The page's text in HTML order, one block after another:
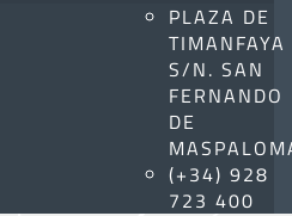
PLAZA DE
TIMANFAYA
S/N. SAN
FERNANDO
DE
(+34) 928
723 400